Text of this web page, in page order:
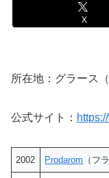
X
所在地：グラース
公式サイト：
2002 Prodarom （フ